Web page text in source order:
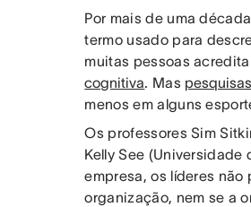
Por mais de uma
termo usado para
muitas pessoas
cognitiva. Mas
menos em alguns
Os professores Sim
Kelly See
empresa, os líderes
organização, nem se a